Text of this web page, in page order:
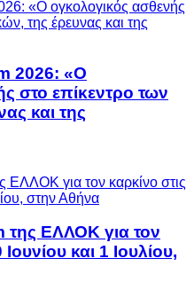
2026: «Ο
στο επίκεντρο των
και της
της ΕΛΛΟΚ για τον
και 1 Ιουλίου,